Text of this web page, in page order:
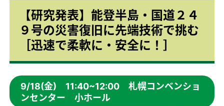
【研究発表】能登半島・国道２４
９号の災害復旧に先端技術で挑む
［迅速で柔軟に・安全に！］
9/18(金) 11:40~12:00 札幌コンベンショ
ンセンター 小ホール